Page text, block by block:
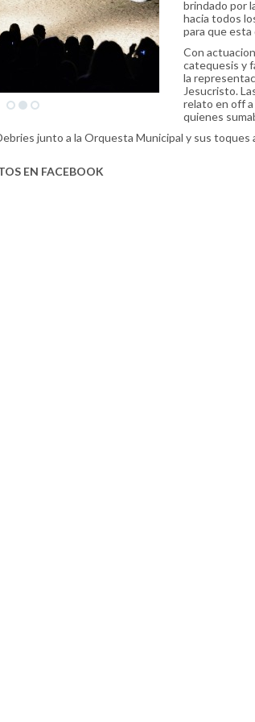
brindado por
hacia todos
para que esta
Con
catequesis y
la
Jesucristo.
relato en off a
quienes
junto a la Orquesta Municipal y sus
EN FACEBOOK